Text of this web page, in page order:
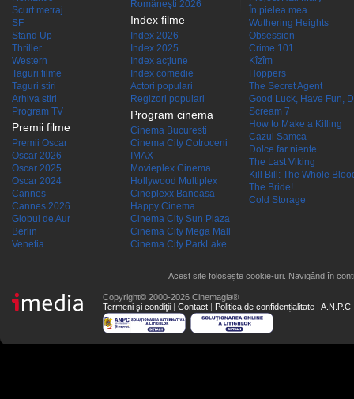
Scurt metraj
SF
Stand Up
Thriller
Western
Taguri filme
Taguri stiri
Arhiva stiri
Program TV
Premii filme
Premii Oscar
Oscar 2026
Oscar 2025
Oscar 2024
Cannes
Cannes 2026
Globul de Aur
Berlin
Venetia
Româneşti 2026
Index filme
Index 2026
Index 2025
Index acţiune
Index comedie
Actori populari
Regizori populari
Program cinema
Cinema Bucuresti
Cinema City Cotroceni
IMAX
Movieplex Cinema
Hollywood Multiplex
Cineplexx Baneasa
Happy Cinema
Cinema City Sun Plaza
Cinema City Mega Mall
Cinema City ParkLake
În pielea mea
Wuthering Heights
Obsession
Crime 101
Kîzîm
Hoppers
The Secret Agent
Good Luck, Have Fun,
Scream 7
How to Make a Killing
Cazul Samca
Dolce far niente
The Last Viking
Kill Bill: The Whole
The Bride!
Cold Storage
Acest site folosește cookie-uri. Navigând în
Copyright© 2000-2026 Cinemagia®
Termeni şi condiţii | Contact | Politica de confidențialitate | A.N.P.C